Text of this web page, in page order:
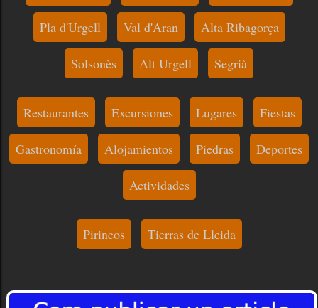
Pla d'Urgell Val d'Aran Alta Ribagorça
Solsonès Alt Urgell Segrià
Restaurantes Excursiones Lugares Fiestas
Gastronomía Alojamientos Piedras Deportes
Actividades
Pirineos Tierras de Lleida